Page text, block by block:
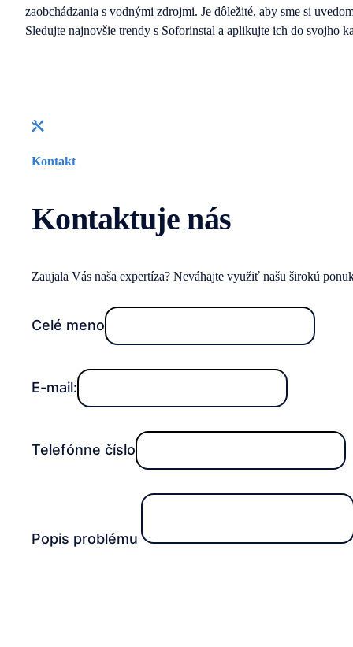
zaobchádzania s vodnými zdrojmi. Je dôležité, aby sme si
Sledujte najnovšie trendy s Soforinstal a aplikujte ich do svojho
Kontakt
Kontaktuje nás
Zaujala Vás naša expertíza? Neváhajte využiť našu širokú
Celé meno
E-mail:
Telefónne číslo
Popis problému